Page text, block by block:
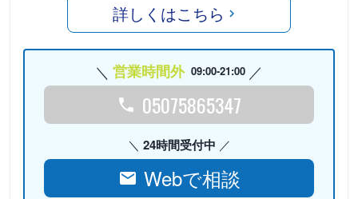
詳しくはこちら
営業時間外 09:00-21:00
05075865347
24時間受付中
Webで相談